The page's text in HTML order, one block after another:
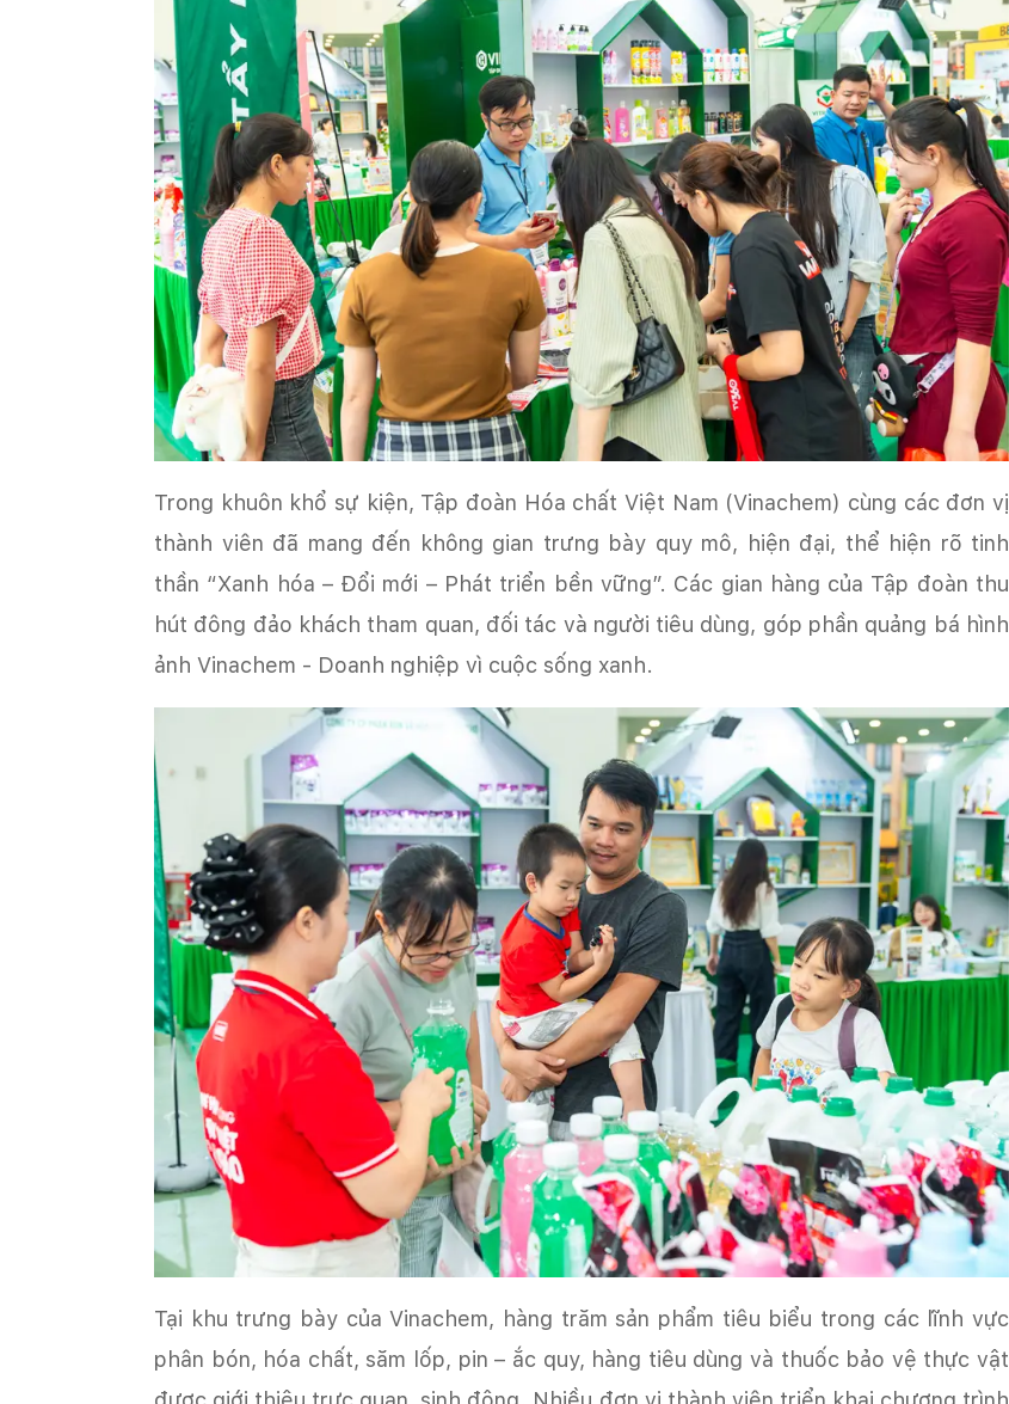
Trong khuôn khổ sự kiện, Tập đoàn Hóa chất Việt Nam (Vinachem) cùng các đơn vị
thành viên đã mang đến không gian trưng bày quy mô, hiện đại, thể hiện rõ tinh
thần “Xanh hóa – Đổi mới – Phát triển bền vững”. Các gian hàng của Tập đoàn thu
hút đông đảo khách tham quan, đối tác và người tiêu dùng, góp phần quảng bá hình
ảnh Vinachem - Doanh nghiệp vì cuộc sống xanh.
Tại khu trưng bày của Vinachem, hàng trăm sản phẩm tiêu biểu trong các lĩnh vực
phân bón, hóa chất, săm lốp, pin – ắc quy, hàng tiêu dùng và thuốc bảo vệ thực vật